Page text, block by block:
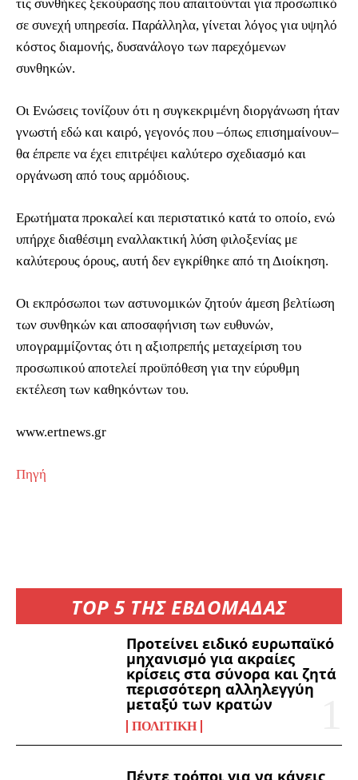
TOP 5 ΤΗΣ ΕΒΔΟΜΑΔΑΣ
Προτείνει ειδικό ευρωπαϊκό
μηχανισμό για ακραίες
κρίσεις στα σύνορα και ζητά
περισσότερη αλληλεγγύη
μεταξύ των κρατών
ΠΟΛΙΤΙΚΉ
Πέντε τρόποι για να κάνεις
τις συνθήκες ξεκούρασης που απαιτούνται για προσωπικό
σε συνεχή υπηρεσία. Παράλληλα, γίνεται λόγος για υψηλό
κόστος διαμονής, δυσανάλογο των παρεχόμενων
συνθηκών.
Οι Ενώσεις τονίζουν ότι η συγκεκριμένη διοργάνωση ήταν
γνωστή εδώ και καιρό, γεγονός που –όπως επισημαίνουν–
θα έπρεπε να έχει επιτρέψει καλύτερο σχεδιασμό και
οργάνωση από τους αρμόδιους.
Ερωτήματα προκαλεί και περιστατικό κατά το οποίο, ενώ
υπήρχε διαθέσιμη εναλλακτική λύση φιλοξενίας με
καλύτερους όρους, αυτή δεν εγκρίθηκε από τη Διοίκηση.
Οι εκπρόσωποι των αστυνομικών ζητούν άμεση βελτίωση
των συνθηκών και αποσαφήνιση των ευθυνών,
υπογραμμίζοντας ότι η αξιοπρεπής μεταχείριση του
προσωπικού αποτελεί προϋπόθεση για την εύρυθμη
εκτέλεση των καθηκόντων του.
www.ertnews.gr
Πηγή